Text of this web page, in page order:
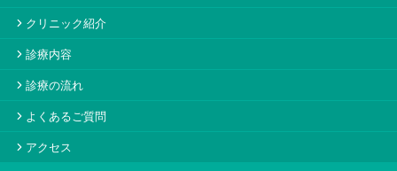
クリニック紹介
診療内容
診療の流れ
よくあるご質問
アクセス